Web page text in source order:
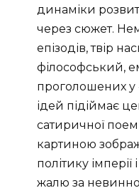
динаміки
через сюжет.
епізодів, твір
філософський,
проголошених у
ідей підіймає
сатиричної
картиною
політику
жалю за